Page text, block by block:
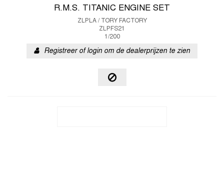
R.M.S. TITANIC ENGINE SET
ZLPLA / TORY FACTORY
ZLPFS21
1/200
Registreer of login om de dealerprijzen te zien